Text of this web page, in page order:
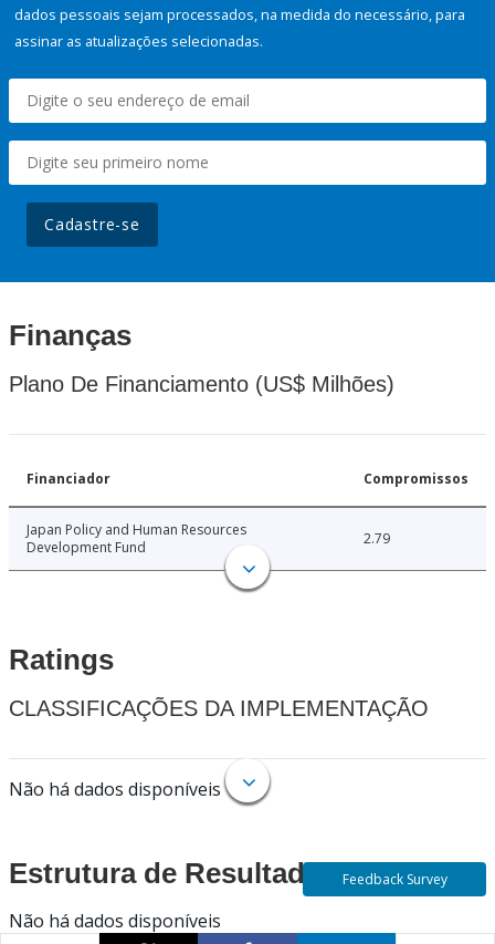
dados pessoais sejam processados, na medida do necessário, para
assinar as atualizações selecionadas.
Cadastre-se
Finanças
Plano De Financiamento (US$ Milhões)
Financiador Compromissos
Japan Policy and Human Resources
Development Fund
2.79
Ratings
CLASSIFICAÇÕES DA IMPLEMENTAÇÃO
Não há dados disponíveis
Estrutura de Resultados
Não há dados disponíveis
Feedback Survey